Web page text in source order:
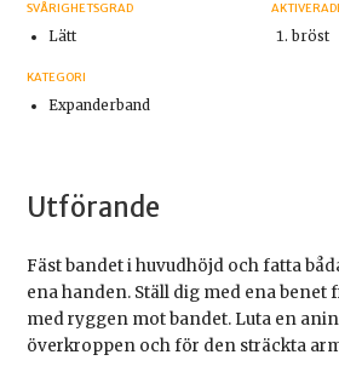
SVÅRIGHETSGRAD
Lätt
KATEGORI
Expanderband
bröst
Utförande
Fäst bandet i huvudhöjd och fatta
ena handen. Ställ dig med ena
med ryggen mot bandet. Luta en
överkroppen och för den sträckta